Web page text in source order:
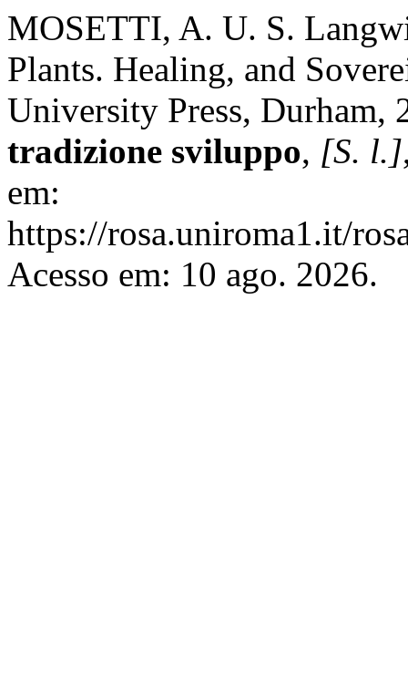
MOSETTI, A. U. S.
Plants. Healing, and
University Press, Durham,
tradizione sviluppo, [S. l.]
em:
https://rosa.uniroma1.it/
Acesso em: 10 ago. 2026.